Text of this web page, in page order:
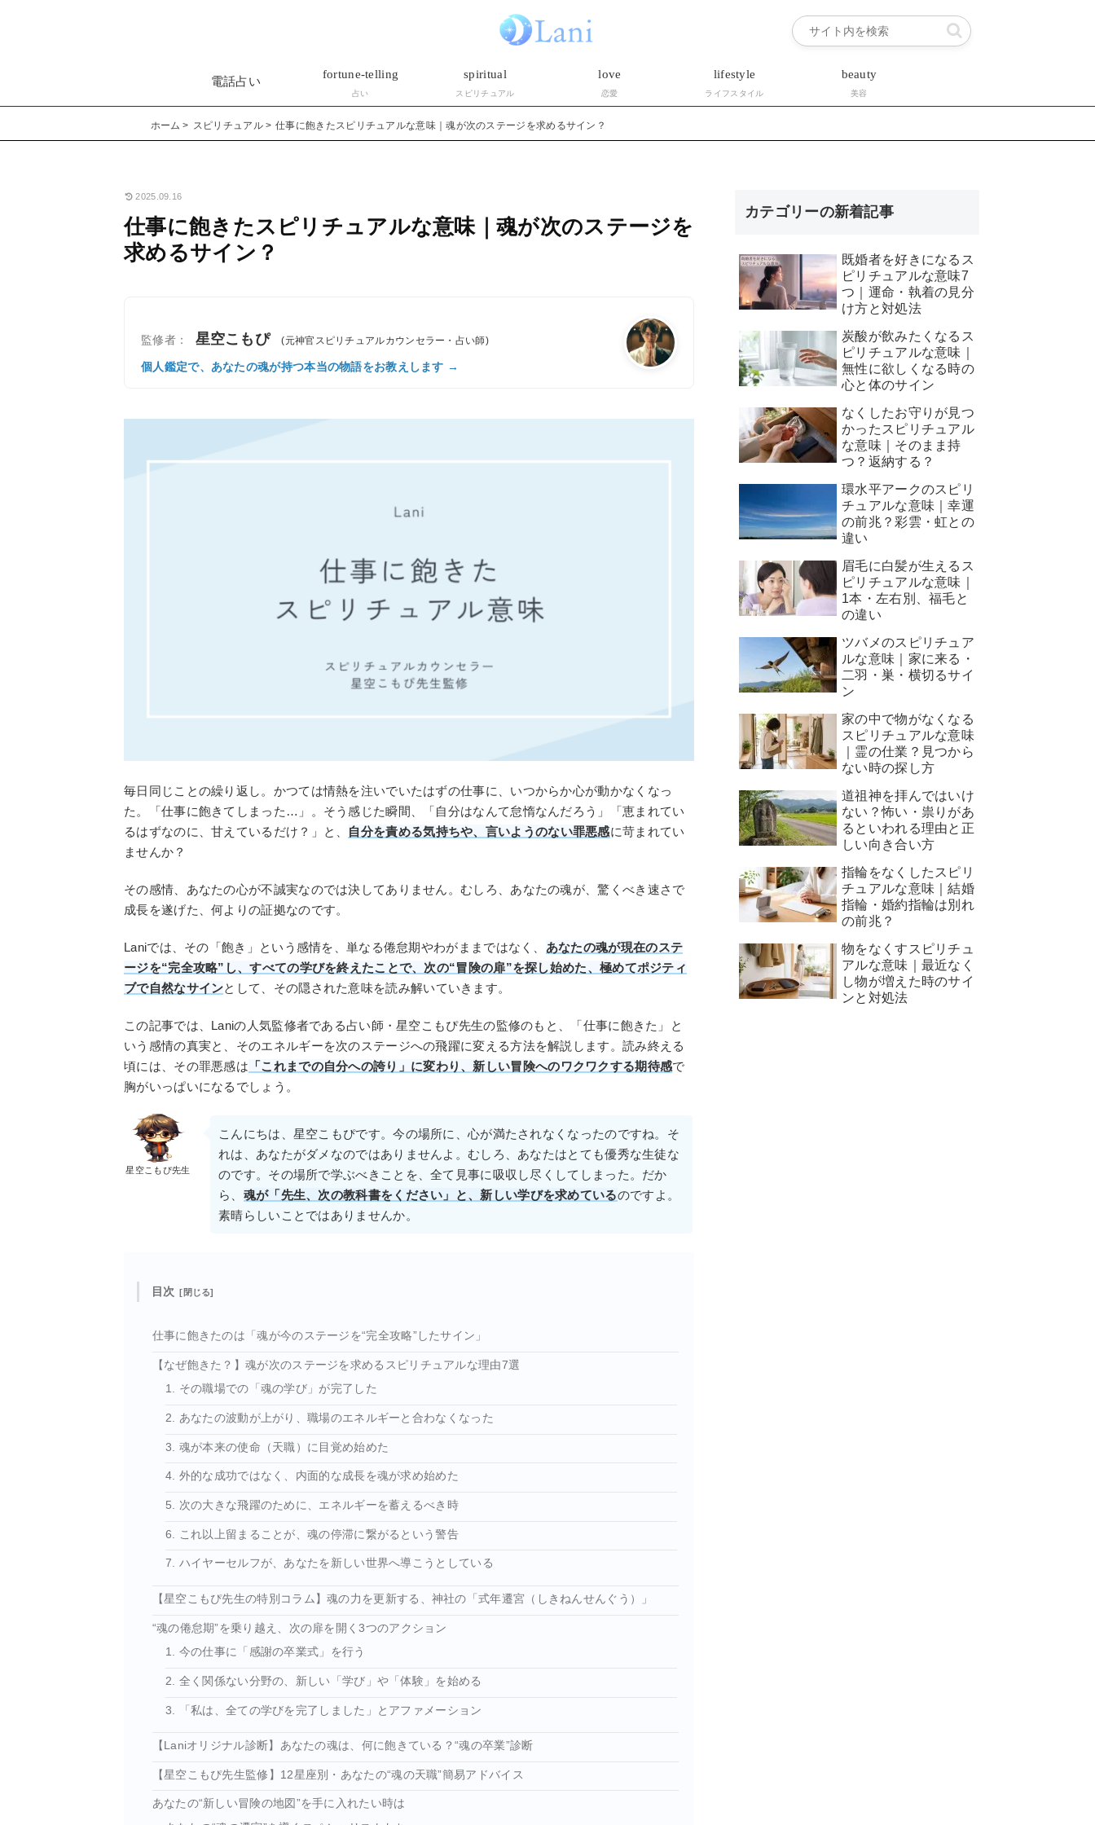
電話占い
fortune-telling
占い
spiritual
スピリチュアル
love
恋愛
lifestyle
ライフスタイル
beauty
美容
ホーム スピリチュアル 仕事に飽きたスピリチュアルな意味｜魂が次のステージを求めるサイン？
2025.09.16
仕事に飽きたスピリチュアルな意味｜魂が次のステージを
求めるサイン？
監修者： 星空こもぴ (元神官スピリチュアルカウンセラー・占い師)
個人鑑定で、あなたの魂が持つ本当の物語をお教えします →
毎日同じことの繰り返し。かつては情熱を注いでいたはずの仕事に、いつからか心が動かなくなっ
た。「仕事に飽きてしまった…」。そう感じた瞬間、「自分はなんて怠惰なんだろう」「恵まれてい
るはずなのに、甘えているだけ？」と、 自分を責める気持ちや、言いようのない罪悪感に苛まれてい
ませんか？
その感情、あなたの心が不誠実なのでは決してありません。むしろ、あなたの魂が、驚くべき速さで
成長を遂げた、何よりの証拠なのです。
Laniでは、その「飽き」という感情を、単なる倦怠期やわがままではなく、 あなたの魂が現在のステ
ージを“完全攻略”し、すべての学びを終えたことで、次の“冒険の扉”を探し始めた、極めてポジティ
ブで自然なサインとして、その隠された意味を読み解いていきます。
この記事では、Laniの人気監修者である占い師・星空こもぴ先生の監修のもと、「仕事に飽きた」と
いう感情の真実と、そのエネルギーを次のステージへの飛躍に変える方法を解説します。読み終える
頃には、その罪悪感は 「これまでの自分への誇り」に変わり、新しい冒険へのワクワクする期待感で
胸がいっぱいになるでしょう。
星空こもぴ先生
こんにちは、星空こもぴです。今の場所に、心が満たされなくなったのですね。そ
れは、あなたがダメなのではありませんよ。むしろ、あなたはとても優秀な生徒な
のです。その場所で学ぶべきことを、全て見事に吸収し尽くしてしまった。だか
ら、 魂が「先生、次の教科書をください」と、新しい学びを求めているのですよ。
素晴らしいことではありませんか。
目次
仕事に飽きたのは「魂が今のステージを“完全攻略”したサイン」
【なぜ飽きた？】魂が次のステージを求めるスピリチュアルな理由7選
1. その職場での「魂の学び」が完了した
2. あなたの波動が上がり、職場のエネルギーと合わなくなった
3. 魂が本来の使命（天職）に目覚め始めた
4. 外的な成功ではなく、内面的な成長を魂が求め始めた
5. 次の大きな飛躍のために、エネルギーを蓄えるべき時
6. これ以上留まることが、魂の停滞に繋がるという警告
7. ハイヤーセルフが、あなたを新しい世界へ導こうとしている
【星空こもぴ先生の特別コラム】魂の力を更新する、神社の「式年遷宮（しきねんせんぐう）」
“魂の倦怠期”を乗り越え、次の扉を開く3つのアクション
1. 今の仕事に「感謝の卒業式」を行う
2. 全く関係ない分野の、新しい「学び」や「体験」を始める
3. 「私は、全ての学びを完了しました」とアファメーション
【Laniオリジナル診断】あなたの魂は、何に飽きている？“魂の卒業”診断
【星空こもぴ先生監修】12星座別・あなたの“魂の天職”簡易アドバイス
あなたの“新しい冒険の地図”を手に入れたい時は
カテゴリーの新着記事
既婚者を好きになるス
ピリチュアルな意味7
つ｜運命・執着の見分
け方と対処法
炭酸が飲みたくなるス
ピリチュアルな意味｜
無性に欲しくなる時の
心と体のサイン
なくしたお守りが見つ
かったスピリチュアル
な意味｜そのまま持
つ？返納する？
環水平アークのスピリ
チュアルな意味｜幸運
の前兆？彩雲・虹との
違い
眉毛に白髪が生えるス
ピリチュアルな意味｜
1本・左右別、福毛と
の違い
ツバメのスピリチュア
ルな意味｜家に来る・
二羽・巣・横切るサイ
ン
家の中で物がなくなる
スピリチュアルな意味
｜霊の仕業？見つから
ない時の探し方
道祖神を拝んではいけ
ない？怖い・祟りがあ
るといわれる理由と正
しい向き合い方
指輪をなくしたスピリ
チュアルな意味｜結婚
指輪・婚約指輪は別れ
の前兆？
物をなくすスピリチュ
アルな意味｜最近なく
し物が増えた時のサイ
ンと対処法